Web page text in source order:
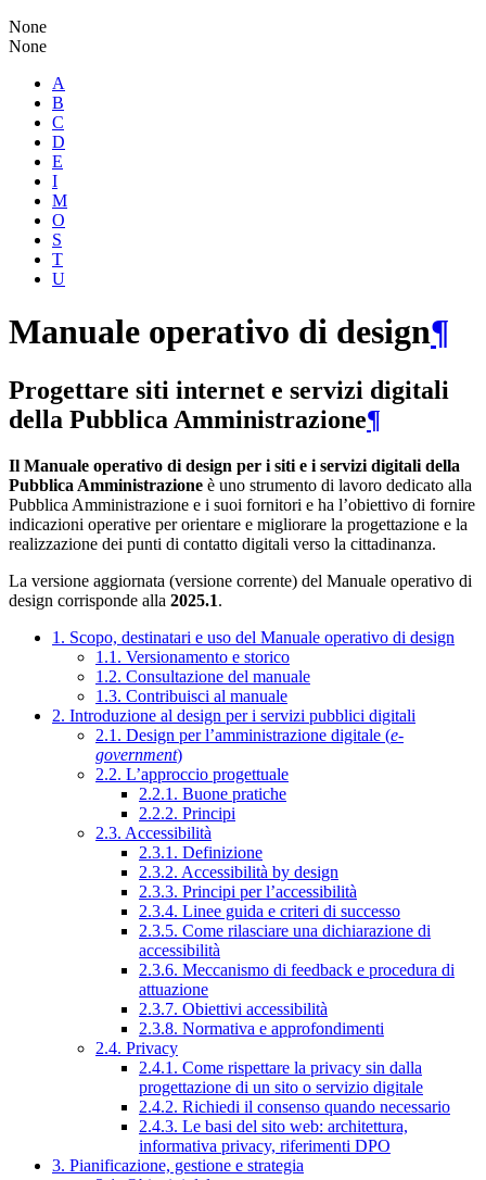
None
None
A
B
C
D
E
I
M
O
S
T
U
Manuale operativo di design¶
Progettare siti internet e servizi digitali
della Pubblica Amministrazione¶
Il Manuale operativo di design per i siti e i servizi digitali della
Pubblica Amministrazione è uno strumento di lavoro dedicato alla
Pubblica Amministrazione e i suoi fornitori e ha l’obiettivo di fornire
indicazioni operative per orientare e migliorare la progettazione e la
realizzazione dei punti di contatto digitali verso la cittadinanza.
La versione aggiornata (versione corrente) del Manuale operativo di
design corrisponde alla 2025.1.
1. Scopo, destinatari e uso del Manuale operativo di design
1.1. Versionamento e storico
1.2. Consultazione del manuale
1.3. Contribuisci al manuale
2. Introduzione al design per i servizi pubblici digitali
2.1. Design per l’amministrazione digitale (e-
government)
2.2. L’approccio progettuale
2.2.1. Buone pratiche
2.2.2. Principi
2.3. Accessibilità
2.3.1. Definizione
2.3.2. Accessibilità by design
2.3.3. Principi per l’accessibilità
2.3.4. Linee guida e criteri di successo
2.3.5. Come rilasciare una dichiarazione di
accessibilità
2.3.6. Meccanismo di feedback e procedura di
attuazione
2.3.7. Obiettivi accessibilità
2.3.8. Normativa e approfondimenti
2.4. Privacy
2.4.1. Come rispettare la privacy sin dalla
progettazione di un sito o servizio digitale
2.4.2. Richiedi il consenso quando necessario
2.4.3. Le basi del sito web: architettura,
informativa privacy, riferimenti DPO
3. Pianificazione, gestione e strategia